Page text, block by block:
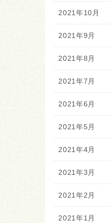
2021年10月
2021年9月
2021年8月
2021年7月
2021年6月
2021年5月
2021年4月
2021年3月
2021年2月
2021年1月